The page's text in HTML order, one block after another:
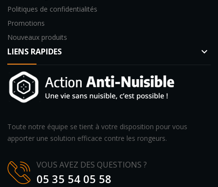
Politiques de confidentialités
Promotions
Nouveaux produits
LIENS RAPIDES keyboard_arrow_down
Toute notre équipe se tient à votre disposition pour vous
apporter une solution efficace contre les rongeurs.
VOUS AVEZ DES QUESTIONS ?
05 35 54 05 58